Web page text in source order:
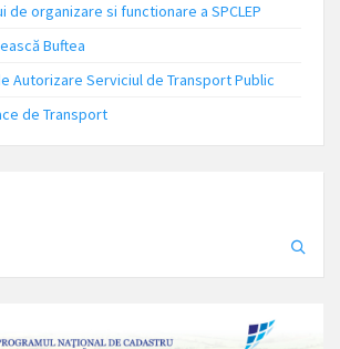
de organizare si functionare a SPCLEP
Buftea
Autorizare Serviciul de Transport Public
de Transport